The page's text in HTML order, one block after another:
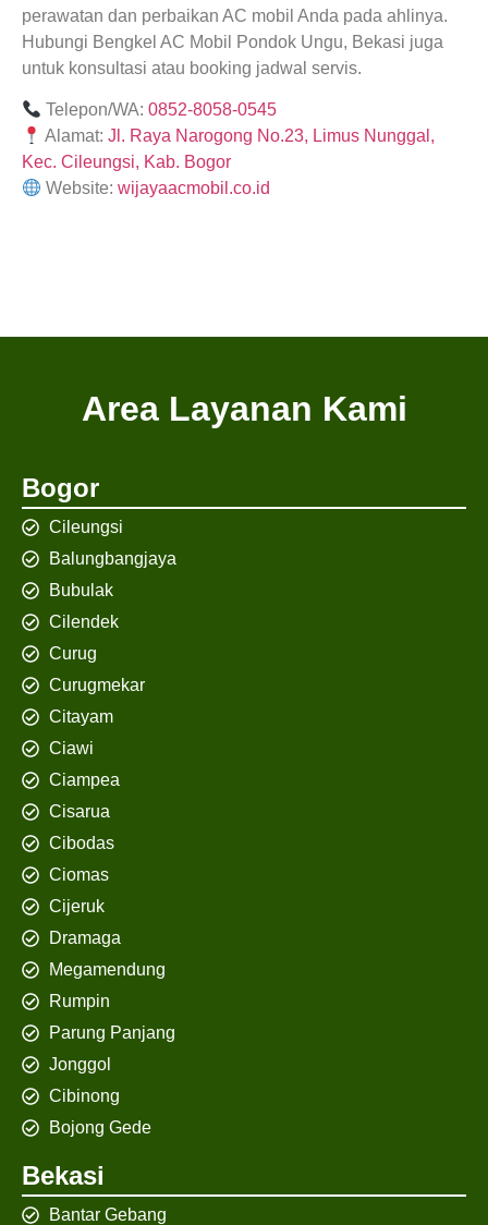
perawatan dan perbaikan AC mobil Anda pada ahlinya.
Hubungi Bengkel AC Mobil Pondok Ungu, Bekasi juga
untuk konsultasi atau booking jadwal servis.
Telepon/WA:0852-8058-0545
Alamat:Jl. Raya Narogong No.23, Limus Nunggal,
Kec. Cileungsi, Kab. Bogor
Website:wijayaacmobil.co.id
Area Layanan Kami
Bogor
Cileungsi
Balungbangjaya
Bubulak
Cilendek
Curug
Curugmekar
Citayam
Ciawi
Ciampea
Cisarua
Cibodas
Ciomas
Cijeruk
Dramaga
Megamendung
Rumpin
Parung Panjang
Jonggol
Cibinong
Bojong Gede
Bekasi
Bantar Gebang